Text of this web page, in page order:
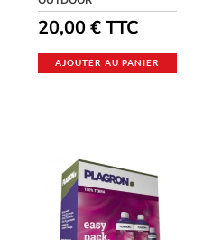
20,00€ TTC
AJOUTER AU PANIER